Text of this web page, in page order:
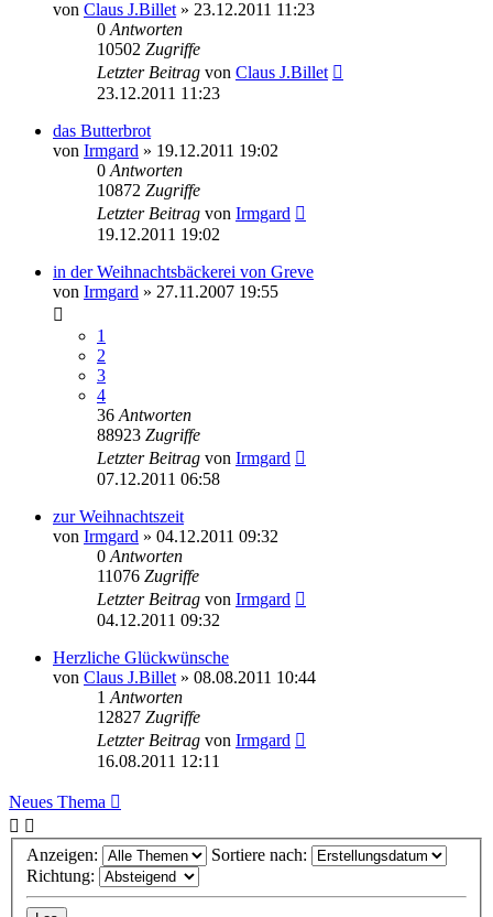
von Claus J.Billet » 23.12.2011 11:23
0 Antworten
10502 Zugriffe
Letzter Beitrag von Claus J.Billet
23.12.2011 11:23
das Butterbrot
von Irmgard » 19.12.2011 19:02
0 Antworten
10872 Zugriffe
Letzter Beitrag von Irmgard
19.12.2011 19:02
in der Weihnachtsbäckerei von Greve
von Irmgard » 27.11.2007 19:55
1
2
3
4
36 Antworten
88923 Zugriffe
Letzter Beitrag von Irmgard
07.12.2011 06:58
zur Weihnachtszeit
von Irmgard » 04.12.2011 09:32
0 Antworten
11076 Zugriffe
Letzter Beitrag von Irmgard
04.12.2011 09:32
Herzliche Glückwünsche
von Claus J.Billet » 08.08.2011 10:44
1 Antworten
12827 Zugriffe
Letzter Beitrag von Irmgard
16.08.2011 12:11
Neues Thema
Anzeigen:
Sortiere nach:
Richtung: